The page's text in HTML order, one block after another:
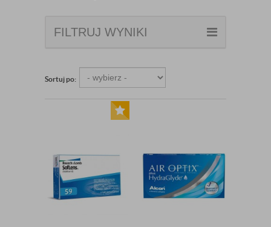
FILTRUJ WYNIKI
Sortuj po: